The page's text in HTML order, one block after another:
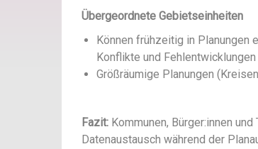
Übergeordnete Gebietseinheiten
Können frühzeitig in
Konflikte und
Größräumige Planungen
Fazit: Kommunen, Bürger:innen
Datenaustausch während der